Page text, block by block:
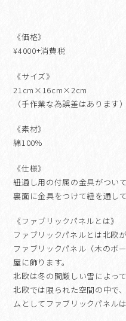
《価格》
¥4000+消費税
《サイズ》
21cm×16cm×2cm
（手作業な為誤差はあります）
《素材》
綿100%
《仕様》
紐通し用の付属の金具がついて
裏面に金具をつけて紐を通し
《ファブリックパネルとは》
ファブリックパネルとは北欧
ファブリックパネル（木のボ
屋に飾ります。
北欧は冬の間厳しい雪によっ
北欧では限られた空間の中で
ムとしてファブリックパネル